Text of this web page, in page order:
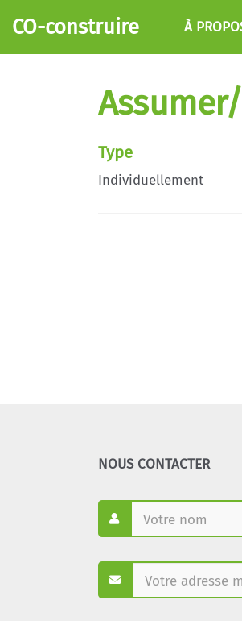
Aller au contenu principal
CO-construire À
Type
Individuellement
NOUS CONTACTER